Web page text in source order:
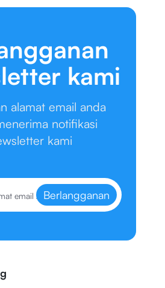
kami
alamat email anda
notifikasi
kami
Berlangganan